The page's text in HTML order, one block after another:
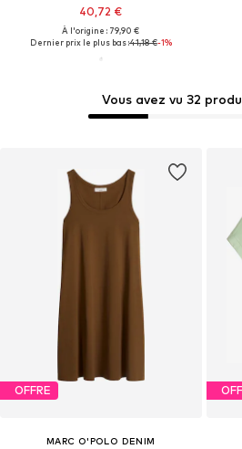
Vous avez vu 32
40,72 €
À l'origine : 79,90 €
Dernier prix le plus bas :41,18 €-1%
OFFRE
MARC O'POLO DENIM